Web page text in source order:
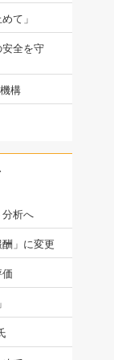
て」
全を守
構
分析へ
」に変更